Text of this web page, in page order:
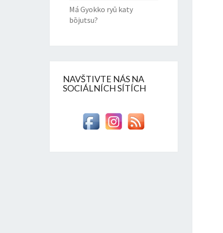
Má Gyokko ryū katy
bōjutsu?
NAVŠTIVTE NÁS NA
SOCIÁLNÍCH SÍTÍCH